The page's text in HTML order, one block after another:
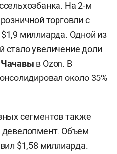
На 2-м
торговли с
миллиарда. Одной из
стало увеличение доли
Чачавы в Ozon. В
около 35%
сегментов также
девелопмент. Объем
$1,58 миллиарда.